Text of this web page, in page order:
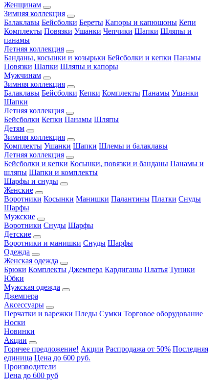
Женщинам
Зимняя коллекция
Балаклавы Бейсболки Береты Капоры и капюшоны Кепи
Комплекты Повязки Ушанки Чепчики Шапки Шляпы и
панамы
Летняя коллекция
Банданы, косынки и козырьки Бейсболки и кепки Панамы
Повязки Шапки Шляпы и капоры
Мужчинам
Зимняя коллекция
Балаклавы Бейсболки Кепки Комплекты Панамы Ушанки
Шапки
Летняя коллекция
Бейсболки Кепки Панамы Шляпы
Детям
Зимняя коллекция
Комплекты Ушанки Шапки Шлемы и балаклавы
Летняя коллекция
Бейсболки и кепки Косынки, повязки и банданы Панамы и
шляпы Шапки и комплекты
Шарфы и снуды
Женские
Воротники Косынки Манишки Палантины Платки Снуды
Шарфы
Мужские
Воротники Снуды Шарфы
Детские
Воротники и манишки Снуды Шарфы
Одежда
Женская одежда
Брюки Комплекты Джемпера Кардиганы Платья Туники
Юбки
Мужская одежда
Джемпера
Аксессуары
Перчатки и варежки Пледы Сумки Торговое оборудование
Носки
Новинки
Акции
Горячее предложение! Акции Распродажа от 50% Последняя
единица Цена до 600 руб.
Производители
Цена до 600 руб